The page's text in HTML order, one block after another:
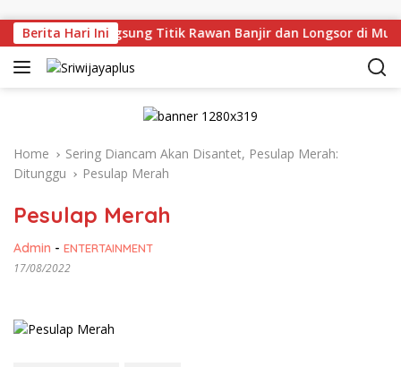
Berita Hari Ini
Deru Tinjau Langsung Titik Rawan Banjir dan Longsor di
Home
Sering Diancam Akan Disantet, Pesulap Merah:
Ditunggu
Pesulap Merah
Pesulap Merah
Admin - ENTERTAINMENT
17/08/2022